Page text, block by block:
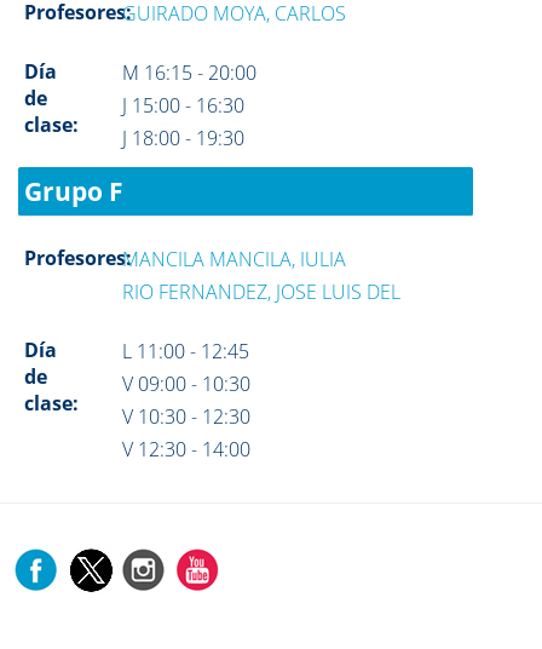
Profesores:GUIRADO MOYA, CARLOS
Día
de
clase:
M 16:15 - 20:00
J 15:00 - 16:30
J 18:00 - 19:30
Grupo F
Profesores:MANCILA MANCILA, IULIA
RIO FERNANDEZ, JOSE LUIS DEL
Día
de
clase:
L 11:00 - 12:45
V 09:00 - 10:30
V 10:30 - 12:30
V 12:30 - 14:00